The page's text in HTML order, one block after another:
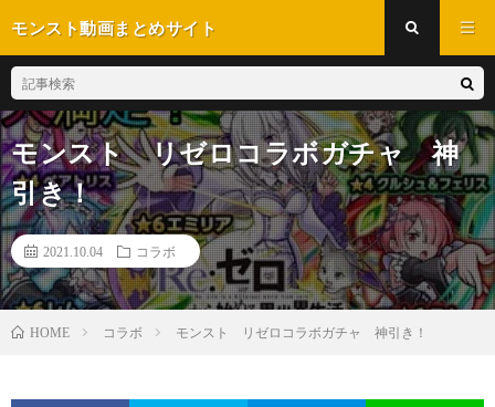
モンスト動画まとめサイト
モンスト リゼロコラボガチャ 神
引き！
2021.10.04 コラボ
HOME コラボ モンスト リゼロコラボガチャ 神引き！